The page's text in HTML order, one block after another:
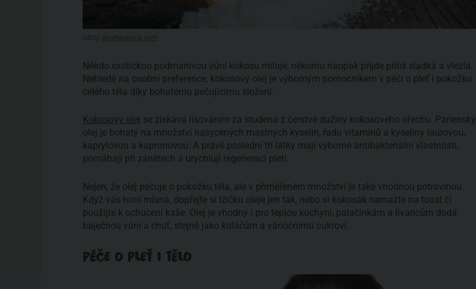
Někdo exotickou podmanivou vůni kokosu miluje, někomu naopak přijde příliš sladká a vlezlá.
Nehledě na osobní preference, kokosový olej je výborným pomocníkem v péči o pleť i pokožku
celého těla díky bohatému pečujícímu složení.
Kokosový olej se získává lisováním za studena z čerstvé dužiny kokosového ořechu. Panenský
olej je bohatý na množství nasycených mastných kyselin, řadu vitaminů a kyseliny laurovou,
kaprylovou a kapronovou. A právě poslední tři látky mají výborné antibakteriální vlastnosti,
pomáhají při zánětech a urychlují regeneraci pleti.
Nejen, že olej pečuje o pokožku těla, ale v přiměřeném množství je také vhodnou potravinou.
Když vás honí mlsná, dopřejte si lžičku oleje jen tak, nebo si kokosák namažte na toast či
použijte k ochucení kaše. Olej je vhodný i pro teplou kuchyni, palačinkám a lívancům dodá
báječnou vůni a chuť, stejně jako koláčům a vánočnímu cukroví.
PÉČE O PLEŤ I TĚLO